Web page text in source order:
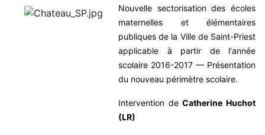
Nouvelle sectorisation des écoles
maternelles et élémentaires
publiques de la Ville de Saint-Priest
applicable à partir de l'année
scolaire 2016-2017 — Présentation
du nouveau périmètre scolaire.
Intervention deCatherine Huchot
(LR)